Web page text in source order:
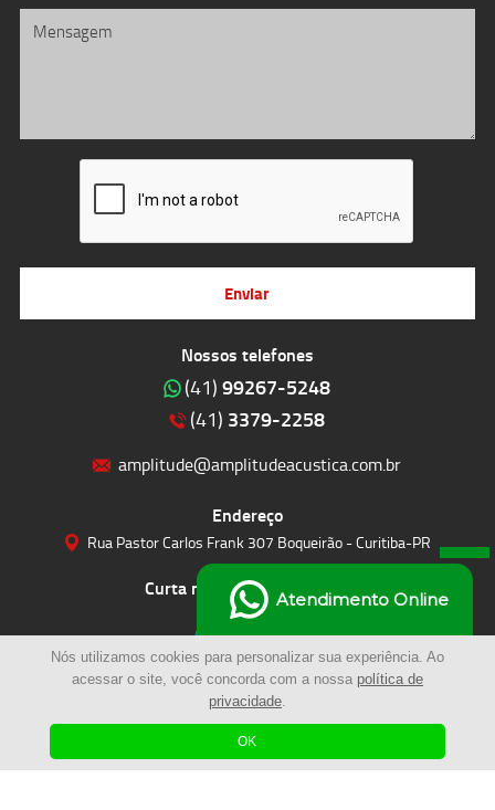
Nossos telefones
(41) 99267-5248
(41) 3379-2258
amplitude@amplitudeacustica.com.br
Endereço
Rua Pastor Carlos Frank 307 Boqueirão - Curitiba-PR
Curta nossas redes sociais
Enviar
Atendimento Online
Nós utilizamos cookies para personalizar sua experiência. Ao
acessar o site, você concorda com a nossa política de
privacidade.
OK